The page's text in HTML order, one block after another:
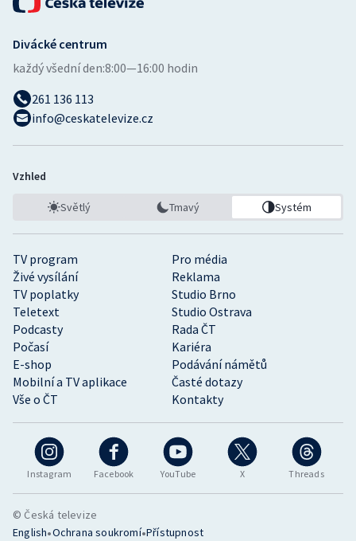
Instagram Facebook YouTube X Threads
TV program
Pro média
Živé vysílání
Reklama
TV poplatky
Studio Brno
Teletext
Studio Ostrava
Podcasty
Rada ČT
Počasí
Kariéra
E-shop
Podávání námětů
Mobilní a TV aplikace
Časté dotazy
Vše o ČT
Kontakty
Divácké centrum
každý všední den:8:00—16:00 hodin
261 136 113
info@ceskatelevize.cz
Vzhled
Světlý Tmavý Systém
© Česká televize
English•Ochrana soukromí•Přístupnost